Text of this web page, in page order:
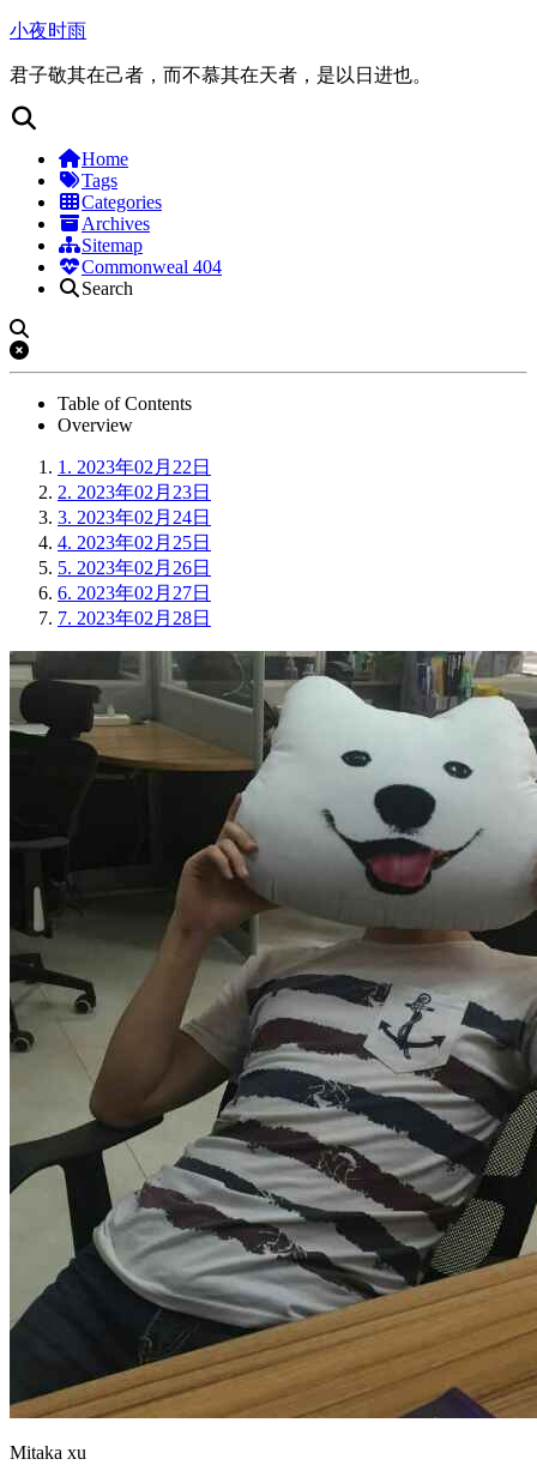
小夜时雨
君子敬其在己者，而不慕其在天者，是以日进也。
Home
Tags
Categories
Archives
Sitemap
Commonweal 404
Search
Table of Contents
Overview
1. 2023年02月22日
2. 2023年02月23日
3. 2023年02月24日
4. 2023年02月25日
5. 2023年02月26日
6. 2023年02月27日
7. 2023年02月28日
Mitaka xu